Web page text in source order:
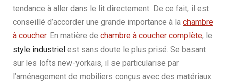
tendance à aller dans le lit directement. De ce fait, il est
conseillé d’accorder une grande importance à la chambre
à coucher. En matière de chambre à coucher complète, le
style industriel est sans doute le plus prisé. Se basant
sur les lofts new-yorkais, il se particularise par
l’aménagement de mobiliers conçus avec des matériaux